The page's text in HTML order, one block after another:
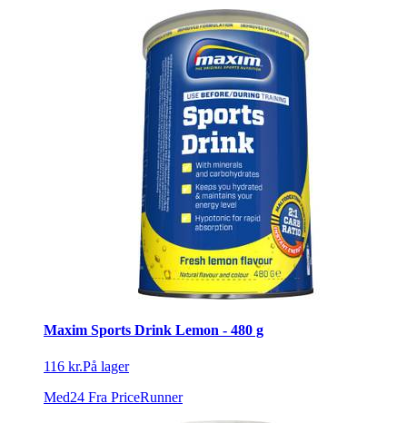
Maxim Sports Drink Lemon - 480 g
116 kr.På lager
Med24 Fra PriceRunner